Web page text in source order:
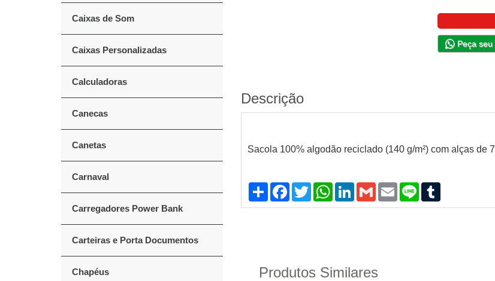
Caixas de Som
Caixas Personalizadas
Calculadoras
Canecas
Canetas
Carnaval
Carregadores Power Bank
Carteiras e Porta Documentos
Chapéus
Peça
Descrição
Sacola 100% algodão reciclado (140 g/m²) com alças de
Compartilhar
Facebook
TwitterWhatsApp
LinkedIn
GmailEmailLine
Produtos Similares